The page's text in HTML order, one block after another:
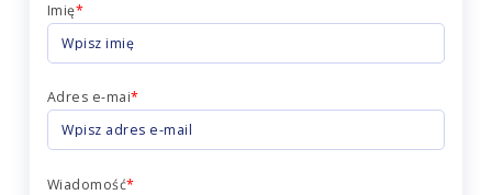
Imię*
Adres e-mai*
Wiadomość*